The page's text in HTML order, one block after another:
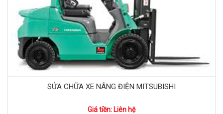
SỬA CHỮA XE NÂNG ĐIỆN MITSUBISHI
Giá tiền: Liên hệ